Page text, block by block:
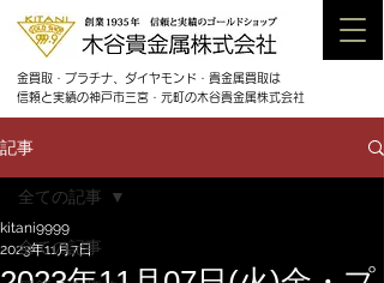
金買取・プラチナ、ダイヤモンド・貴金属買取は
信頼と実績の神戸市三宮・元町の木谷貴金属株式会社
記事
全ての記事
全ての記事
kitani9999
2023年11月7日